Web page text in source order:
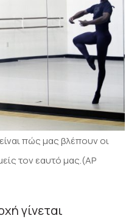
πώς μας βλέπουν οι
τον εαυτό μας.(AP
γίνεται